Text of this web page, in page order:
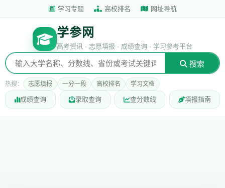
学习专题 高校排名 网址导航
学参网
高考资讯 · 志愿填报 · 成绩查询 · 学习参考平台
搜索
热搜： 志愿填报 一分一段 高校排名 学习文档
成绩查询 录取查询 查分数线 填报指南